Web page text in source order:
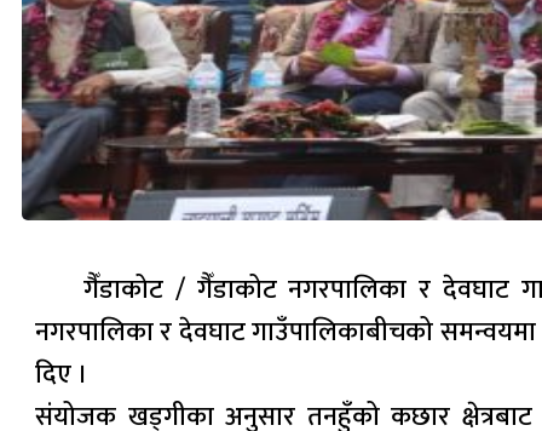
गैँडाकोट / गैँडाकोट नगरपालिका र देवघाट
नगरपालिका र देवघाट गाउँपालिकाबीचको
दिए ।
संयोजक खड्गीका अनुसार तनहुँको कछार